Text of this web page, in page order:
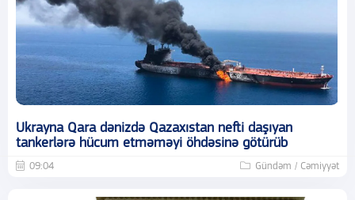
Ukrayna Qara dənizdə Qazaxıstan nefti daşıyan
tankerlərə hücum etməməyi öhdəsinə götürüb
09:04 Gündəm / Cəmiyyət